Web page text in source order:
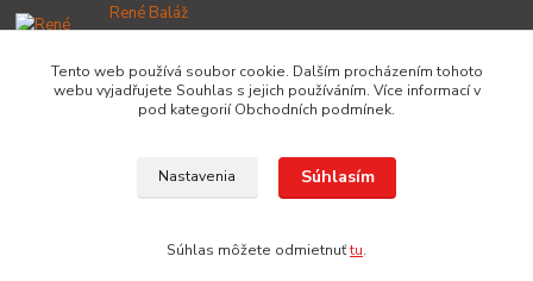
René Baláž
+421 902 212 007
od 8:00 - do 16:00 hod
info@lacnekotliky.sk
Copyright © 2014-2030 LACNEKOTLIKY.SK, všetky práva vyhradené
Tento web používá soubor cookie. Dalším procházením tohoto
webu vyjadřujete Souhlas s jejich používáním. Více informací v
pod kategorií Obchodních podmínek.
Nastavenia Súhlasím
Súhlas môžete odmietnuťtu.